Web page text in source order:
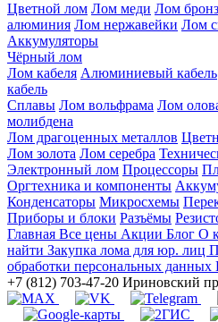
Цветной лом Лом меди Лом
алюминия Лом нержавейки Лом
Аккумуляторы
Чёрный лом
Лом кабеля Алюминиевый кабель
кабель
Сплавы Лом вольфрама Лом
молибдена
Лом драгоценных металлов
Лом золота Лом серебра
Электронный лом Процессоры
Оргтехника и компоненты
Конденсаторы Микросхемы
Приборы и блоки Разъёмы
Главная Все цены Акции Блог О
найти Закупка лома для юр. лиц
обработки персональных данных
+7 (812) 703-47-20 Ириновский